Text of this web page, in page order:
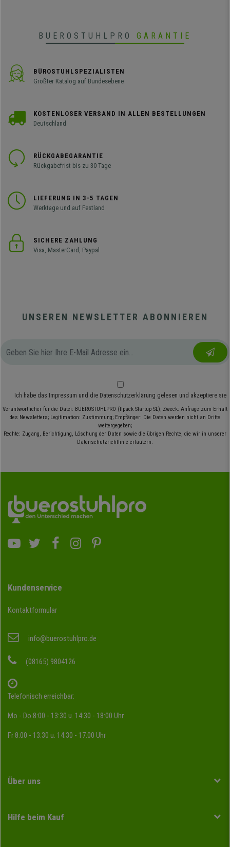
BUEROSTUHLPRO GARANTIE
BÜROSTUHLSPEZIALISTEN
Größter Katalog auf Bundesebene
KOSTENLOSER VERSAND IN ALLEN BESTELLUNGEN
Deutschland
RÜCKGABEGARANTIE
Rückgabefrist bis zu 30 Tage
LIEFERUNG IN 3-5 TAGEN
Werktage und auf Festland
SICHERE ZAHLUNG
Visa, MasterCard, Paypal
UNSEREN NEWSLETTER ABONNIEREN
Ich habe das Impressum und die Datenschutzerklärung gelesen und akzeptiere sie
Verantwortlicher für die Datei: BUEROSTUHLPRO (Ilpack Startup SL); Zweck: Anfrage zum Erhalt
des Newsletters; Legitimation: Zustimmung; Empfänger: Die Daten werden nicht an Dritte
weitergegeben;
Rechte: Zugang, Berichtigung, Löschung der Daten sowie die übrigen Rechte, die wir in unserer
Datenschutzrichtlinie erläutern.
Kundenservice
Kontaktformular
info@buerostuhlpro.de
(08165) 9804126
Telefonisch erreichbar:
Mo - Do 8:00 - 13:30 u. 14:30 - 18:00 Uhr
Fr 8:00 - 13:30 u. 14:30 - 17:00 Uhr
Über uns
Hilfe beim Kauf